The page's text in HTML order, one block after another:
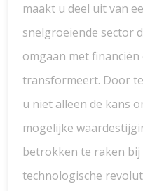
maakt u deel uit van
snelgroeiende sector
omgaan met
transformeert. Door
u niet alleen de kans
mogelijke
betrokken te raken
technologische